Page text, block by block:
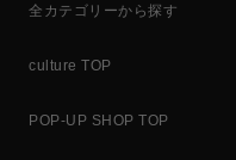
全カテゴリーから探す
culture TOP
POP-UP SHOP TOP